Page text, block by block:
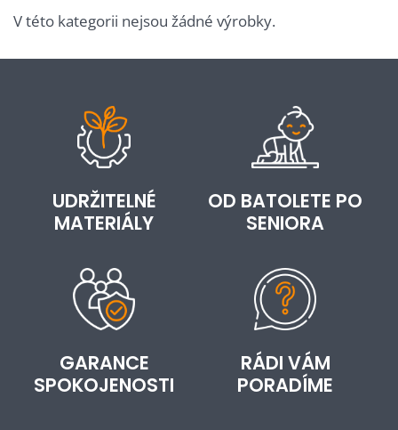
V této kategorii nejsou žádné výrobky.
UDRŽITELNÉ
MATERIÁLY
OD BATOLETE PO
SENIORA
GARANCE
SPOKOJENOSTI
RÁDI VÁM
PORADÍME